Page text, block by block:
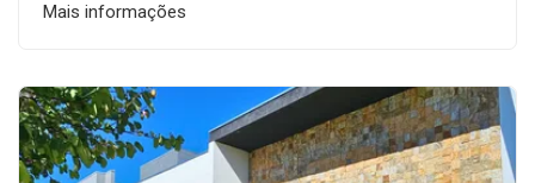
Mais informações